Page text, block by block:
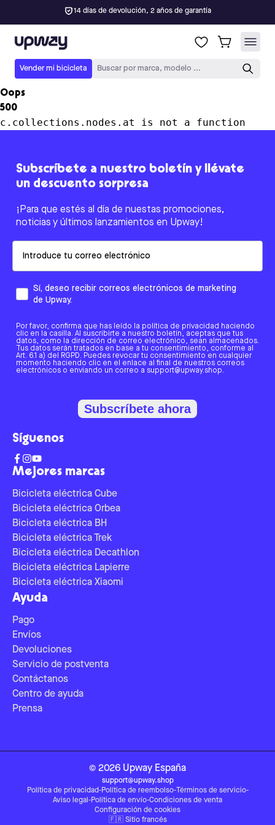
14 días de devolución, 2 años de garantía
Upway
Vender mi bicicleta Buscar por marca, modelo ...
Oops
500
c.collections.nodes.at is not a function
Mejores marcas
Bicicleta eléctrica Cube
Bicicleta eléctrica Orbea
Bicicleta eléctrica BH
Bicicleta eléctrica Trek
Bicicleta eléctrica Decathlon
Bicicleta eléctrica Lapierre
Bicicleta eléctrica Xiaomi
Ayuda
Pago
Envíos
Devoluciones
Servicio de postventa
Contáctanos
Centro de ayuda
Prensa
Subscríbete a nuestro boletín y llévate
un descuento sorpresa
¡Para que estés al día de nuestas promociones,
noticias y últimos lanzamientos en Upway!
Sí, deseo recibir correos electrónicos de marketing
de Upway.
Por favor, confirma que has leído la política de privacidad haciendo
clic en la casilla. Al suscribirte a nuestro boletín, aceptas que tus
datos, como la dirección de correo electrónico, sean almacenados.
Tus datos serán tratados en base a tu consentimiento, conforme al
Art. 6.1 a) del RGPD. Puedes revocar tu consentimiento en cualquier
momento haciendo clic en el enlace al final de nuestros correos
electrónicos o enviando un correo a support@upway.shop.
Subscríbete ahora
Síguenos
© 2026 Upway España
support@upway.shop
Política de privacidad-Política de reembolso-Términos de servicio-
Aviso legal -Política de envío-Condiciones de venta
Configuración de cookies
🇫🇷 Sitio francés